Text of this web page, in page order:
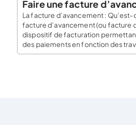
Faire une facture
La facture d’avancement : Qu’est-
facture d’avancement (ou facture
dispositif de facturation
des paiements en fonction des
biais de multiples factures